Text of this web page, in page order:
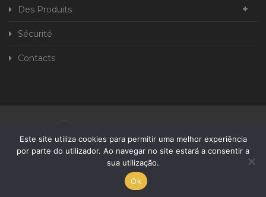
Des Produits
Sécurité
Contacts
Livre de plainte
Développé Par
Este site utiliza cookies para permitir uma melhor experiência
por parte do utilizador. Ao navegar no site estará a consentir a
sua utilização.
Ok